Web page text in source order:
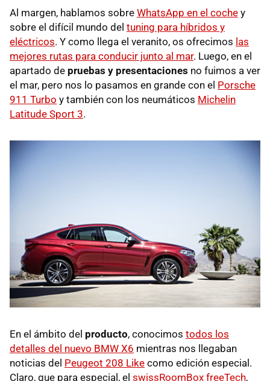
Al margen, hablamos sobre WhatsApp en el coche y
sobre el difícil mundo del tuning para híbridos y
eléctricos. Y como llega el veranito, os ofrecimos las
mejores rutas para conducir junto al mar. Luego, en el
apartado de pruebas y presentaciones no fuimos a ver
el mar, pero nos lo pasamos en grande con el Porsche
911 Turbo y también con los neumáticos Michelin
Latitude Sport 3.
En el ámbito del producto, conocimos todos los
detalles del nuevo BMW X6 mientras nos llegaban
noticias del Peugeot 208 Like como edición especial.
Claro, que para especial, el swissRoomBox freeTech,